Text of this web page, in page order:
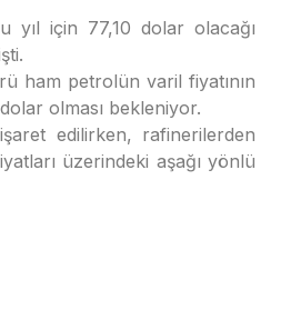
yıl için 77,10 dolar olacağı
ham petrolün varil fiyatının
olması bekleniyor.
edilirken, rafinerilerden
üzerindeki aşağı yönlü